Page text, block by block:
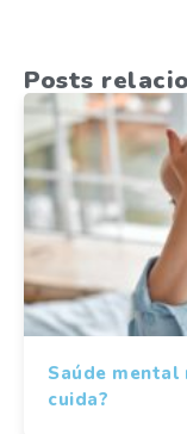
Posts
Saúde mental
cuida?